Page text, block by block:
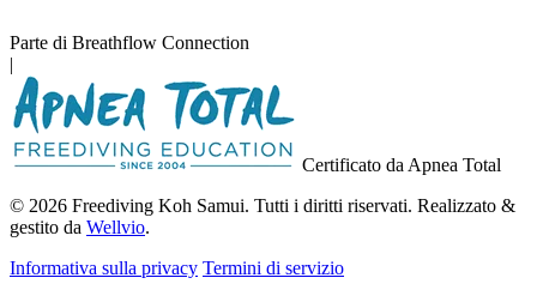
Parte di Breathflow Connection
|
Certificato da Apnea Total
© 2026 Freediving Koh Samui. Tutti i diritti riservati. Realizzato &
gestito da Wellvio.
Informativa sulla privacy Termini di servizio